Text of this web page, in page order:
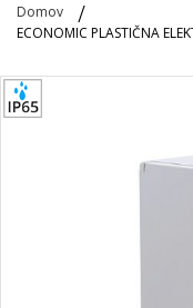
Domov
ECONOMIC PLASTIČNA
Preskoči
na